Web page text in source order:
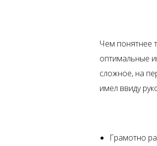
Чем понятнее
оптимальные
сложное, на
имел ввиду
Грамотно